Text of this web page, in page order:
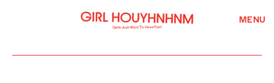
MENU